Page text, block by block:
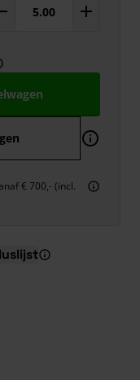
€ 700,- (incl.